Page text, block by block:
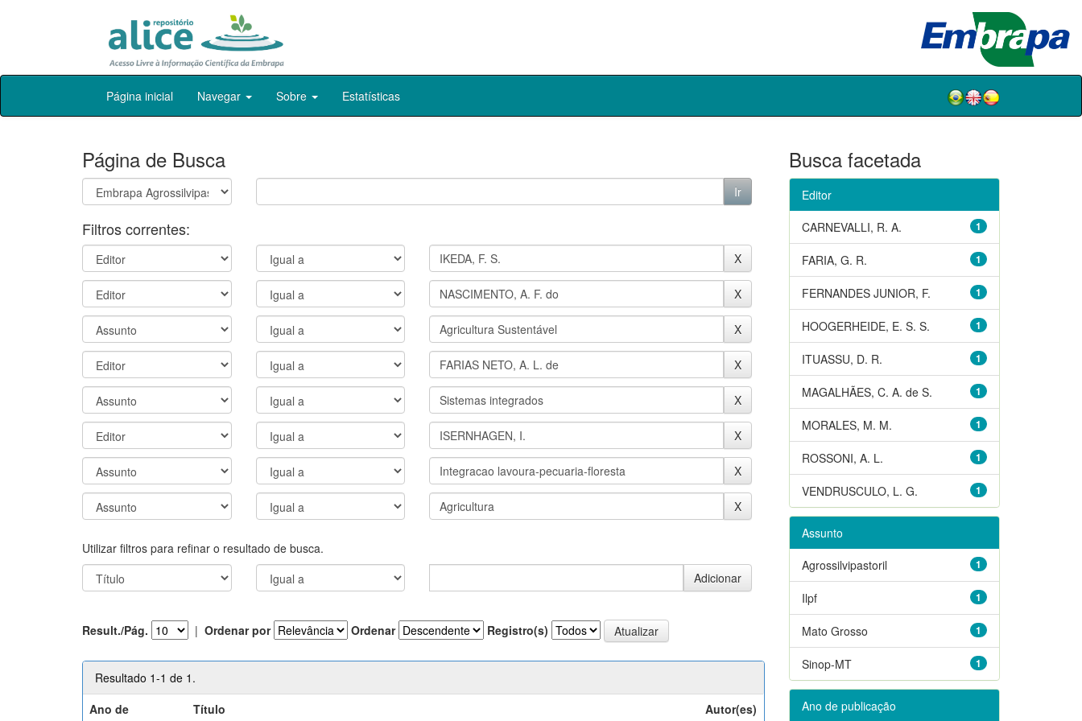
Skip
Página inicial Navegar Sobre Estatísticas
Página de Busca
Filtros correntes:
Utilizar filtros para refinar o resultado de busca.
Result./Pág. | Ordenar por Ordenar Registro(s)
Resultado 1-1 de 1.
Ano de
Título Autor(es)
Busca facetada
Editor
1
CARNEVALLI, R. A.
1
FARIA, G. R.
1
FERNANDES JUNIOR, F.
1
HOOGERHEIDE, E. S. S.
1
ITUASSU, D. R.
1
MAGALHÃES, C. A. de S.
1
MORALES, M. M.
1
ROSSONI, A. L.
1
VENDRUSCULO, L. G.
Assunto
1
Agrossilvipastoril
1
Ilpf
1
Mato Grosso
1
Sinop-MT
Ano de publicação